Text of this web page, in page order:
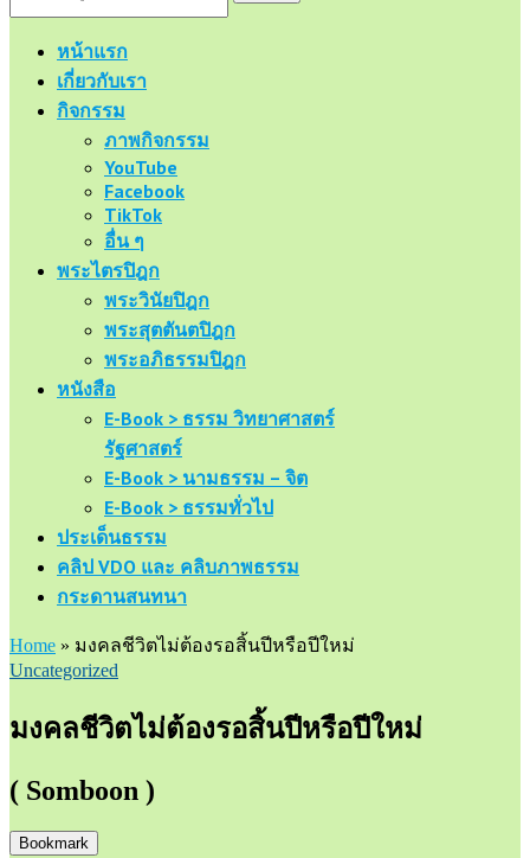
หน้าแรก
เกี่ยวกับเรา
กิจกรรม
ภาพกิจกรรม
YouTube
Facebook
TikTok
อื่น ๆ
พระไตรปิฎก
พระวินัยปิฎก
พระสุตตันตปิฎก
พระอภิธรรมปิฎก
หนังสือ
E-Book > ธรรม วิทยาศาสตร์
รัฐศาสตร์
E-Book > นามธรรม – จิต
E-Book > ธรรมทั่วไป
ประเด็นธรรม
คลิป VDO และ คลิบภาพธรรม
กระดานสนทนา
Home » มงคลชีวิตไม่ต้องรอสิ้นปีหรือปีใหม่
Uncategorized
มงคลชีวิตไม่ต้องรอสิ้นปีหรือปีใหม่
( Somboon )
Bookmark